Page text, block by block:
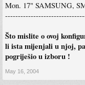
Mon. 17" SAMSUNG,
Što mislite o ovoj
li ista mijenjali u njoj,
pogriješio u izboru !
May 16, 2004